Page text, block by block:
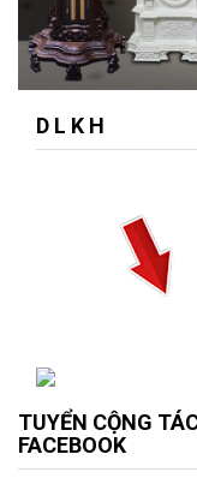
D L K H
TUYỂN CỘNG
FACEBOOK